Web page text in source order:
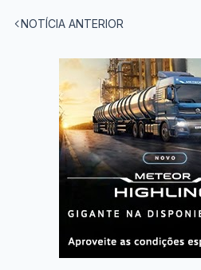
NOTÍCIA ANTERIOR